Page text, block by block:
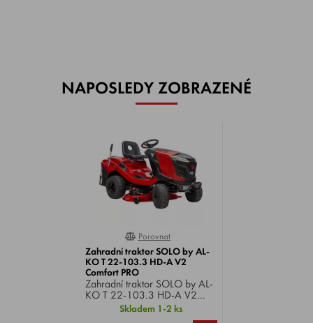
NAPOSLEDY ZOBRAZENÉ
0%
Porovnat
Zahradní traktor SOLO by AL-
KO T 22-103.3 HD-A V2
Comfort PRO
Zahradní traktor SOLO by AL-
KO T 22-103.3 HD-A V2
Comfort PRO , motor AL-KO
Pro 700 V-Twin, výkon 22 HP,
Skladem 1-2 ks